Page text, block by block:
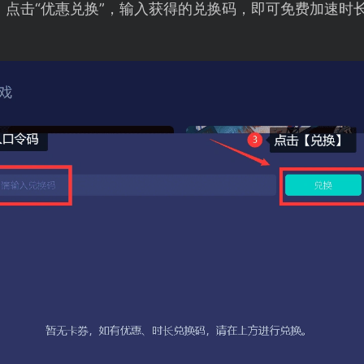
击“优惠兑换”，输入获得的兑换码，即可免费加速时